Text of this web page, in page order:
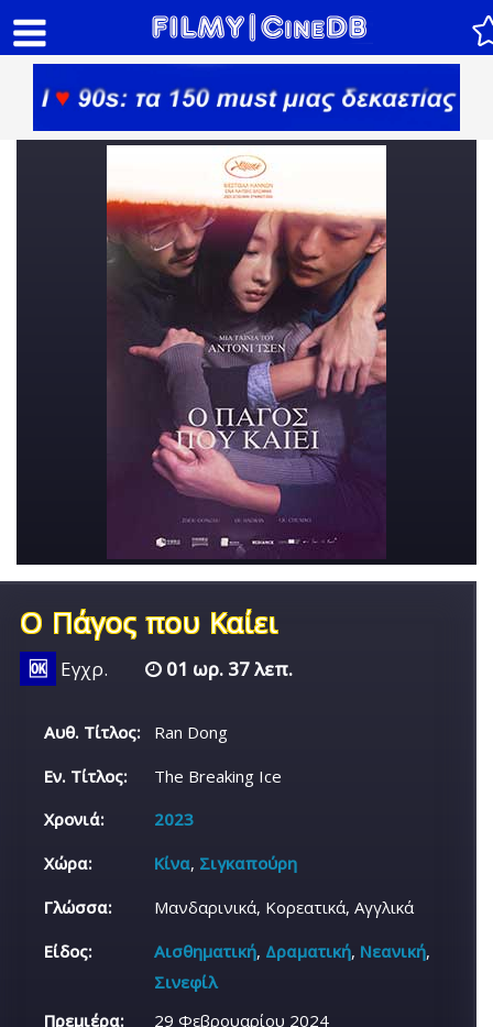
Ο Πάγος που Καίει
🆗 Εγχρ. 01 ωρ. 37 λεπ.
Αυθ. Τίτλος:
Ran Dong
Εν. Τίτλος:
The Breaking Ice
Χρονιά:
2023
Χώρα:
Κίνα, Σιγκαπούρη
Γλώσσα:
Μανδαρινικά, Κορεατικά, Αγγλικά
Είδος:
Αισθηματική, Δραματική, Νεανική,
Σινεφίλ
Πρεμιέρα:
29 Φεβρουαρίου 2024